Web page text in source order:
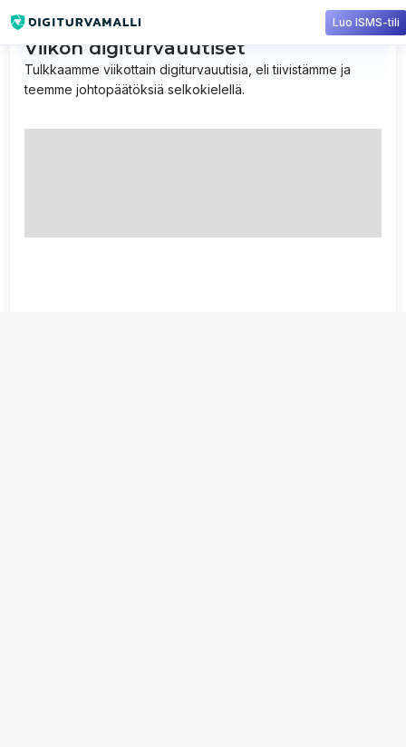
Viikon digiturvauutiset
Tulkkaamme viikottain digiturvauutisia, eli tiivistämme ja
teemme johtopäätöksiä selkokielellä.
Luo ISMS-tili